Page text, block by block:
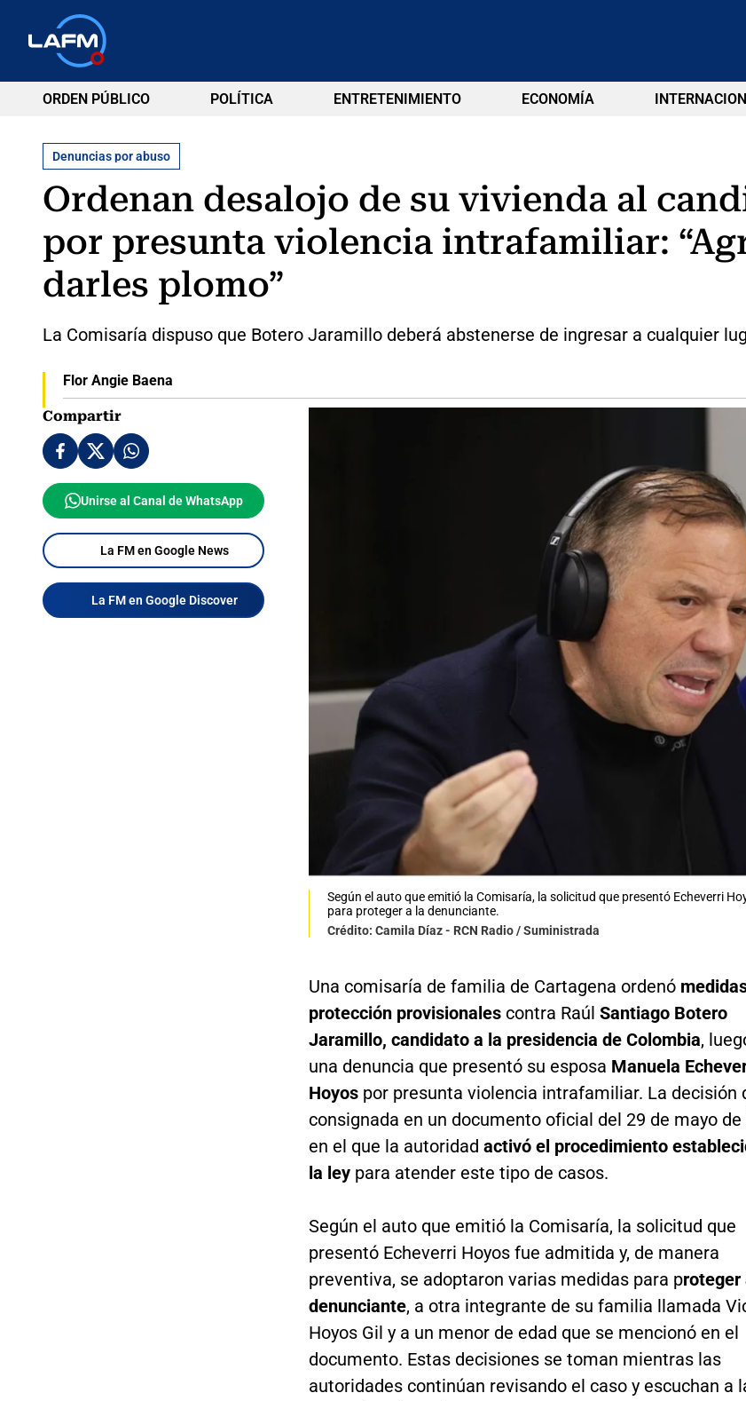
ORDEN PÚBLICO POLÍTICA ENTRETENIMIENTO ECONOMÍA
Denuncias por abuso
Ordenan desalojo de su vivienda al
por presunta violencia intrafamiliar:
darles plomo”
La Comisaría dispuso que Botero Jaramillo deberá abstenerse de ingresar a cualquier
Flor Angie Baena
Compartir
Unirse al Canal de WhatsApp
La FM en Google News
La FM en Google Discover
Según el auto que emitió la Comisaría, la solicitud que presentó Echeverri
para proteger a la denunciante.
Crédito: Camila Díaz - RCN Radio / Suministrada
Una comisaría de familia de Cartagena ordenó
protección provisionalescontra Raúl Santiago Botero
Jaramillo, candidato a la presidencia de Colombia,
una denuncia que presentó su esposa Manuela
Hoyospor presunta violencia intrafamiliar. La decisión
consignada en un documento oficial del 29 de mayo de
en el que la autoridad activó el procedimiento
la leypara atender este tipo de casos.
Según el auto que emitió la Comisaría, la solicitud que
presentó Echeverri Hoyos fue admitida y, de manera
preventiva, se adoptaron varias medidas para proteger
denunciante, a otra integrante de su familia llamada
Hoyos Gil y a un menor de edad que se mencionó en el
documento. Estas decisiones se toman mientras las
autoridades continúan revisando el caso y escuchan a